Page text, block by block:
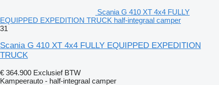
Scania G 410 XT 4x4 FULLY
EQUIPPED EXPEDITION TRUCK half-integraal camper
31
Scania G 410 XT 4x4 FULLY EQUIPPED EXPEDITION
TRUCK
€ 364.900 Exclusief BTW
Kampeerauto - half-integraal camper